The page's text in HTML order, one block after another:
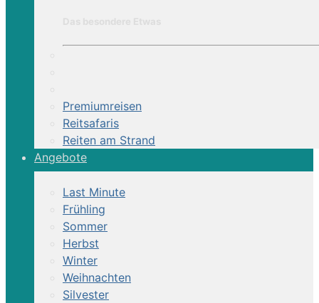
Premiumreisen
Reitsafaris
Reiten am Strand
Angebote
Last Minute
Frühling
Sommer
Herbst
Winter
Weihnachten
Silvester